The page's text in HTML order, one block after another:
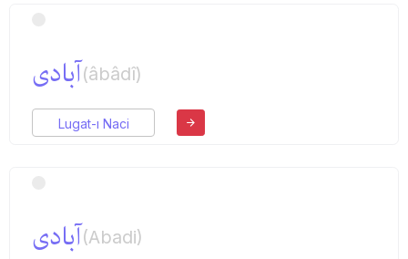
آبادی(âbâdî)
Lugat-ı Naci
آبادی(Abadi)